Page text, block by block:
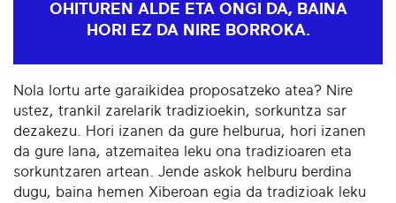
OHITUREN ALDE ETA ONGI DA, BAINA
HORI EZ DA NIRE BORROKA.
Nola lortu arte garaikidea proposatzeko atea? Nire
ustez, trankil zarelarik tradizioekin, sorkuntza sar
dezakezu. Hori izanen da gure helburua, hori izanen
da gure lana, atzemaitea leku ona tradizioaren eta
sorkuntzaren artean. Jende askok helburu berdina
dugu, baina hemen Xiberoan egia da tradizioak leku